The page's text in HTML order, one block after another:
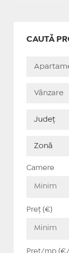
CAUTĂ
Camere
Preț (€)
Preț/mp